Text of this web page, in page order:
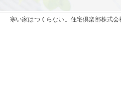
寒い家はつくらない。住宅倶楽部株式会